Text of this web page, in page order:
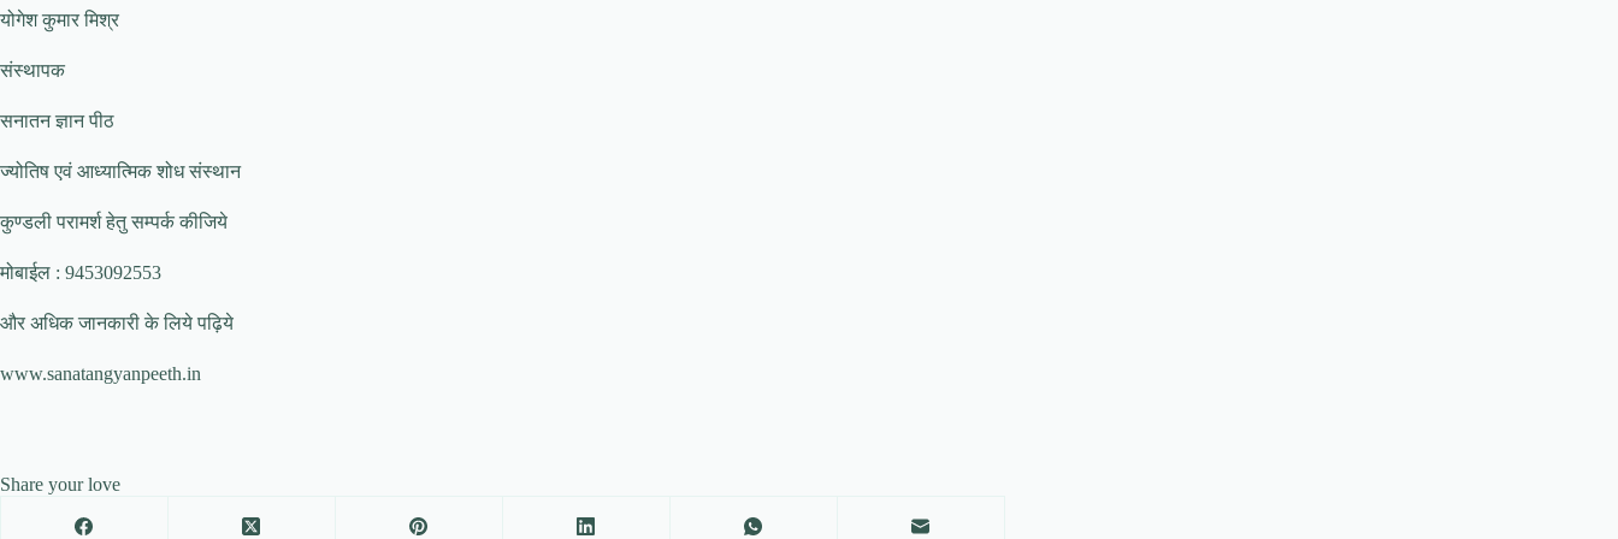
योगेश कुमार मिश्र
संस्थापक
सनातन ज्ञान पीठ
ज्योतिष एवं आध्यात्मिक शोध संस्थान
कुण्डली परामर्श हेतु सम्पर्क कीजिये
मोबाईल : 9453092553
और अधिक जानकारी के लिये पढ़िये
www.sanatangyanpeeth.in
Share your love